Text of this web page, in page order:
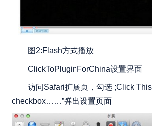
图2:Flash方式播放
ClickToPluginForChina设置界面
访问Safari扩展页，勾选 ;Click This
checkbox……”弹出设置页面